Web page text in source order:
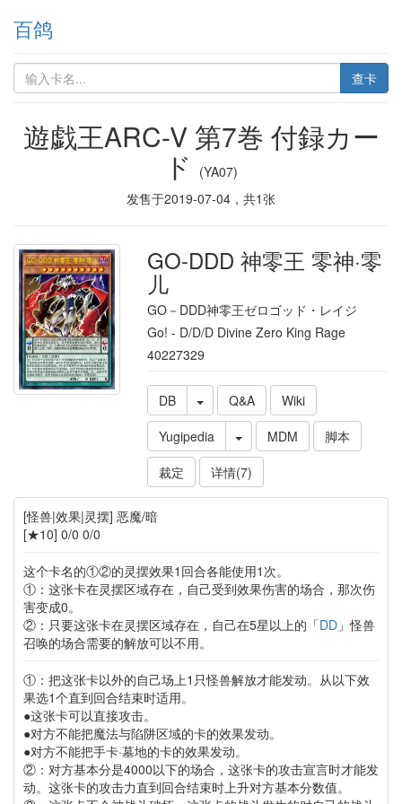
百鸽
查卡
遊戯王ARC-V 第7巻 付録カー
ド
(YA07)
发售于2019-07-04 ，共1张
GO-DDD 神零王 零神·零
儿
GO－DDD神零王ゼロゴッド・レイジ
Go! - D/D/D Divine Zero King Rage
40227329
DB Q&A
Wiki
Yugipedia
MDM
脚本
裁定
详情(7)
[怪兽|效果|灵摆] 恶魔/暗
[★10] 0/0 0/0
这个卡名的①②的灵摆效果1回合各能使用1次。
①：这张卡在灵摆区域存在，自己受到效果伤害的场合，那次伤
害变成0。
②：只要这张卡在灵摆区域存在，自己在5星以上的「DD」怪兽
召唤的场合需要的解放可以不用。
①：把这张卡以外的自己场上1只怪兽解放才能发动。从以下效
果选1个直到回合结束时适用。
●这张卡可以直接攻击。
●对方不能把魔法与陷阱区域的卡的效果发动。
●对方不能把手卡·墓地的卡的效果发动。
②：对方基本分是4000以下的场合，这张卡的攻击宣言时才能发
动。这张卡的攻击力直到回合结束时上升对方基本分数值。